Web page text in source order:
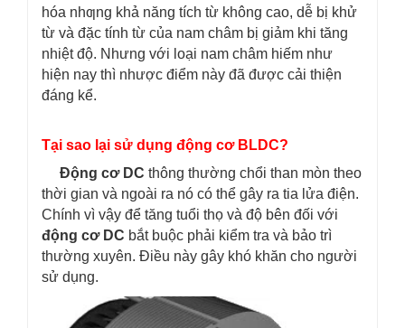
hóa nhƣng khả năng tích từ không cao, dễ bị khử
từ và đặc tính từ của nam châm bị giảm khi tăng
nhiệt độ. Nhưng với loại nam châm hiếm như
hiện nay thì nhược điểm này đã được cải thiện
đáng kể.
Tại sao lại sử dụng động cơ BLDC?
Động cơ DC thông thường chổi than mòn theo
thời gian và ngoài ra nó có thể gây ra tia lửa điện.
Chính vì vậy để tăng tuổi thọ và độ bên đối với
động cơ DC bắt buộc phải kiểm tra và bảo trì
thường xuyên. Điều này gây khó khăn cho người
sử dụng.